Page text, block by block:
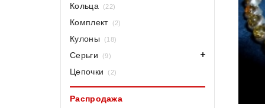
Кольца (22)
Комплект (2)
Кулоны (18)
Серьги (9)
Цепочки (2)
Распродажа